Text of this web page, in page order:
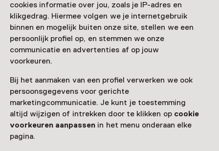
cookies informatie over jou, zoals je IP-adres en
klikgedrag. Hiermee volgen we je internetgebruik
binnen en mogelijk buiten onze site, stellen we een
persoonlijk profiel op, en stemmen we onze
communicatie en advertenties af op jouw
voorkeuren.
Bij het aanmaken van een profiel verwerken we ook
persoonsgegevens voor gerichte
marketingcommunicatie. Je kunt je toestemming
altijd wijzigen of intrekken door te klikken op cookie
voorkeuren aanpassen in het menu onderaan elke
pagina.
Nog meer ontdekken